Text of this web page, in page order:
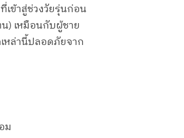
เข้าสู่ช่วงวัยรุ่นก่อน
) เหมือนกับผู้ชาย
หล่านี้ปลอดภัยจาก
ม